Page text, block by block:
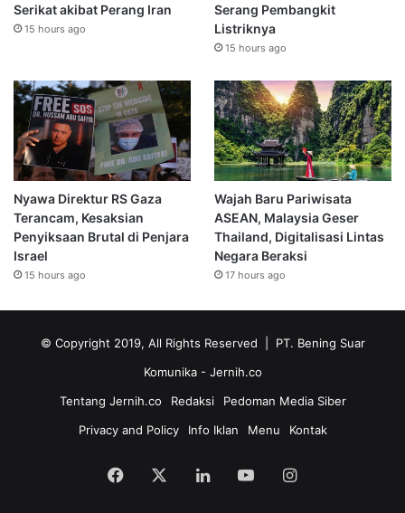
Serikat akibat Perang Iran
15 hours ago
Serang Pembangkit
Listriknya
15 hours ago
Nyawa Direktur RS Gaza
Terancam, Kesaksian
Penyiksaan Brutal di Penjara
Israel
15 hours ago
Wajah Baru Pariwisata
ASEAN, Malaysia Geser
Thailand, Digitalisasi Lintas
Negara Beraksi
17 hours ago
© Copyright 2019, All Rights Reserved | PT. Bening Suar
Komunika - Jernih.co
Tentang Jernih.co
Redaksi
Pedoman Media Siber
Privacy and Policy
Info Iklan Menu Kontak
Facebook LinkedInYouTubeInstagram